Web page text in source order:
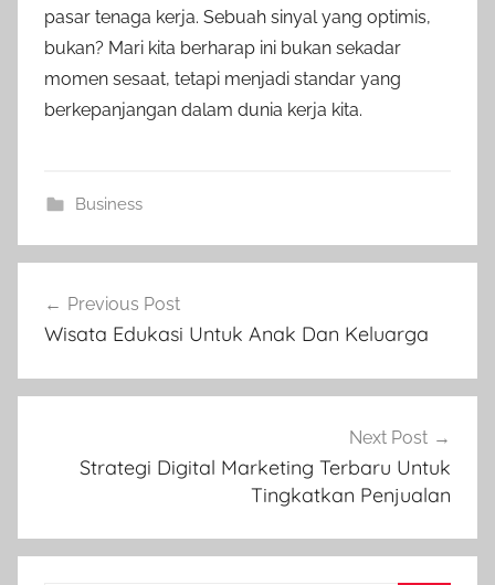
pasar tenaga kerja. Sebuah sinyal yang optimis,
bukan? Mari kita berharap ini bukan sekadar
momen sesaat, tetapi menjadi standar yang
berkepanjangan dalam dunia kerja kita.
Business
navigation
Previous Post
Wisata Edukasi Untuk Anak Dan Keluarga
Next Post
Strategi Digital Marketing Terbaru Untuk
Tingkatkan Penjualan